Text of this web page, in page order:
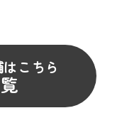
こちら